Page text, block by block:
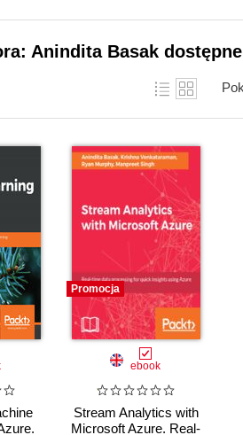
Anindita Basak
Promocja
ebook
Stream Analytics with
Microsoft Azure. Real-